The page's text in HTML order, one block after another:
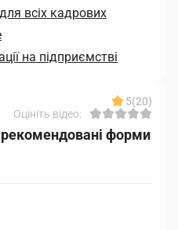
всіх кадрових
на підприємстві
5(20)
Оцініть відео:
форми